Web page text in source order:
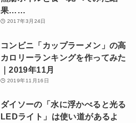
果……
2017年3月24日
コンビニ「カップラーメン」の高
カロリーランキングを作ってみた
｜2019年11月
2019年11月16日
ダイソーの「水に浮かべると光る
LEDライト」は使い道があるよ